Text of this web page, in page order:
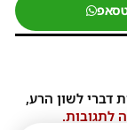
דברי לשון הרע,
לתגובות.